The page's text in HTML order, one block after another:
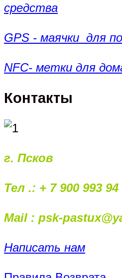
средства
GPS - маячки для
NFC- метки для
Контакты
г. Псков
Тел .: + 7 900 993 94
Mail : psk-
Написать нам